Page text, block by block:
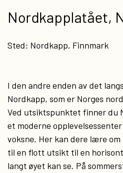
Nordkapplatået,
Sted: Nordkapp, Finnmark
I den andre enden av det
Nordkapp, som er Norges
Ved utsiktspunktet finner du
et moderne
voksne. Her kan dere lære
til en flott utsikt til en
langt øyet kan se. På